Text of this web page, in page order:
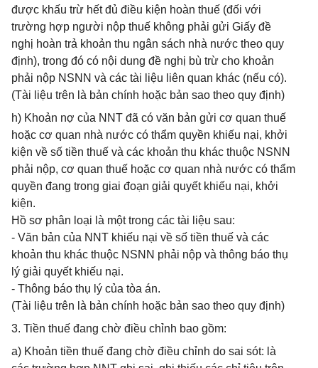
được khấu trừ hết đủ điều kiện hoàn thuế (đối với
trường hợp người nộp thuế không phải gửi Giấy đề
nghị hoàn trả khoản thu ngân sách nhà nước theo quy
định), trong đó có nội dung đề nghị bù trừ cho khoản
phải nộp NSNN và các tài liệu liên quan khác (nếu có).
(Tài liệu trên là bản chính hoặc bản sao theo quy định)
h) Khoản nợ của NNT đã có văn bản gửi cơ quan thuế
hoặc cơ quan nhà nước có thẩm quyền khiếu nại, khởi
kiện về số tiền thuế và các khoản thu khác thuộc NSNN
phải nộp, cơ quan thuế hoặc cơ quan nhà nước có thẩm
quyền đang trong giai đoạn giải quyết khiếu nại, khởi
kiện.
Hồ sơ phân loại là một trong các tài liệu sau:
- Văn bản của NNT khiếu nại về số tiền thuế và các
khoản thu khác thuộc NSNN phải nộp và thông báo thụ
lý giải quyết khiếu nại.
- Thông báo thụ lý của tòa án.
(Tài liệu trên là bản chính hoặc bản sao theo quy định)
3. Tiền thuế đang chờ điều chỉnh bao gồm:
a) Khoản tiền thuế đang chờ điều chỉnh do sai sót: là